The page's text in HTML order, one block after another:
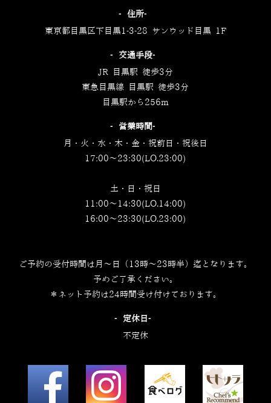
‐住所‐
東京都目黒区下目黒1-3-28 サンウッド目黒 1F
‐交通手段‐
JR 目黒駅 徒歩3分
東急目黒線 目黒駅 徒歩3分
目黒駅から256m
‐営業時間‐
月・火・水・木・金・祝前日・祝後日
17:00～23:30(LO.23:00)
土・日・祝日
11:00～14:30(LO.14:00)
16:00～23:30(LO.23:00)
ご予約の受付時間は月～日（13時～23時半）迄となります。
予めご了承ください。
＊ネット予約は24時間受け付けております。
‐定休日‐
不定休